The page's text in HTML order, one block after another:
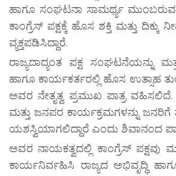
ಹಾಗೂ ಸಂಘಟನಾ ಸಾಮರ್ಥ್ಯ
ಕಾಂಗ್ರೆಸ್ ಪಕ್ಷಕ್ಕೆ ಹೊಸ ಶಕ್ತಿ ಮತ್ತು
ವ್ಯಕ್ತಪಡಿಸಿದ್ದಾರೆ.
ರಾಜ್ಯದಾದ್ಯಂತ ಪಕ್ಷ ಸಂಘಟನೆಯನ್ನು
ಹಾಗೂ ಕಾರ್ಯಕರ್ತರಲ್ಲಿ ಹೊಸ ಉತ್ಸಾಹ
ಅವರ ನೇತೃತ್ವ ಪ್ರಮುಖ ಪಾತ್ರ ವಹಿಸಲಿದೆ.
ಮತ್ತು ಜನಪರ ಕಾರ್ಯಕ್ರಮಗಳನ್ನು ಜನರಿಗೆ
ಯಶಸ್ವಿಯಾಗಲಿದ್ದಾರೆ ಎಂದು ಶಿವಾನಂದ
ಅವರ ನಾಯಕತ್ವದಲ್ಲಿ ಕಾಂಗ್ರೆಸ್ ಪಕ್ಷವು
ಕಾರ್ಯನಿರ್ವಹಿಸಿ ರಾಜ್ಯದ ಅಭಿವೃದ್ಧಿ